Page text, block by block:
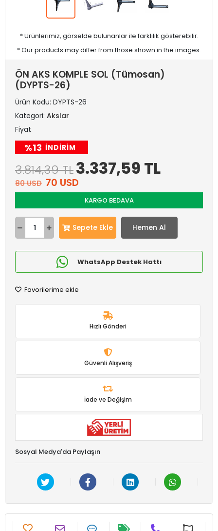
* Ürünlerimiz, görselde bulunanlar ile farklılık gösterebilir.
* Our products may differ from those shown in the images.
ÖN AKS KOMPLE SOL (Tümosan)
(DYPTS-26)
Ürün Kodu: DYPTS-26
Kategori: Akslar
Fiyat
%13 INDIRIM
3.814,39 TL3.337,59 TL
80 USD 70 USD
KARGO BEDAVA
Sepete Ekle Hemen Al
WhatsApp Destek Hattı
Favorilerime ekle
Hızlı Gönderi
Güvenli Alışveriş
İade ve Değişim
Sosyal Medya'da Paylaşın